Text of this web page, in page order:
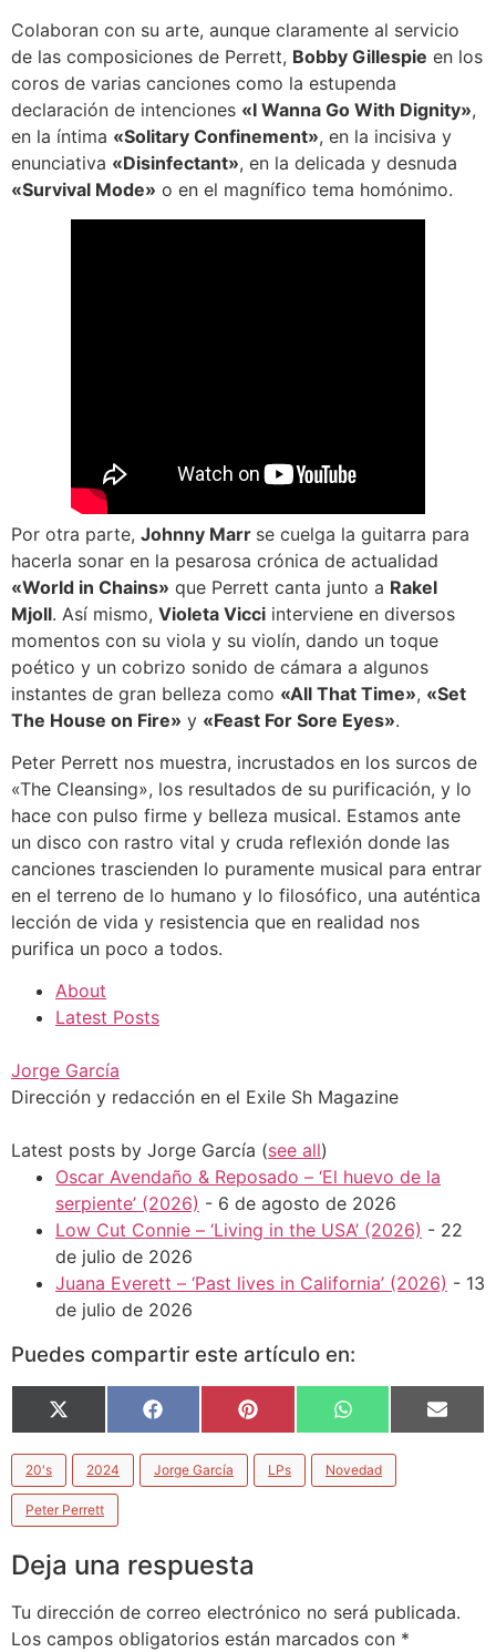
Colaboran con su arte, aunque claramente al servicio
de las composiciones de Perrett, Bobby Gillespie en los
coros de varias canciones como la estupenda
declaración de intenciones «I Wanna Go With Dignity»,
en la íntima «Solitary Confinement», en la incisiva y
enunciativa «Disinfectant», en la delicada y desnuda
«Survival Mode» o en el magnífico tema homónimo.
Por otra parte, Johnny Marr se cuelga la guitarra para
hacerla sonar en la pesarosa crónica de actualidad
«World in Chains» que Perrett canta junto a Rakel
Mjoll. Así mismo, Violeta Vicci interviene en diversos
momentos con su viola y su violín, dando un toque
poético y un cobrizo sonido de cámara a algunos
instantes de gran belleza como «All That Time», «Set
The House on Fire» y «Feast For Sore Eyes».
Peter Perrett nos muestra, incrustados en los surcos de
«The Cleansing», los resultados de su purificación, y lo
hace con pulso firme y belleza musical. Estamos ante
un disco con rastro vital y cruda reflexión donde las
canciones trascienden lo puramente musical para entrar
en el terreno de lo humano y lo filosófico, una auténtica
lección de vida y resistencia que en realidad nos
purifica un poco a todos.
About
Latest Posts
Jorge García
Dirección y redacción en el Exile Sh Magazine
Latest posts by Jorge García (see all)
Oscar Avendaño & Reposado – ‘El huevo de la
serpiente’ (2026) - 6 de agosto de 2026
Low Cut Connie – ‘Living in the USA’ (2026) - 22
de julio de 2026
Juana Everett – ‘Past lives in California’ (2026) - 13
de julio de 2026
Puedes compartir este artículo en:
X
(Twitter)
Facebook Pinterest WhatsApp Email
20's 2024 Jorge García LPs Novedad
Peter Perrett
Deja una respuesta
Tu dirección de correo electrónico no será publicada.
Los campos obligatorios están marcados con *